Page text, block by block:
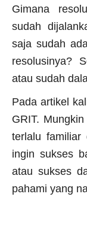
Gimana
sudah
saja sudah
resolusinya?
atau sudah
Pada artikel
GRIT.
terlalu
ingin sukses
atau sukses
pahami yang